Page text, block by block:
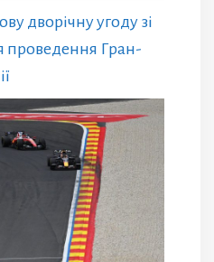
дворічну угоду зі
проведення Гран-